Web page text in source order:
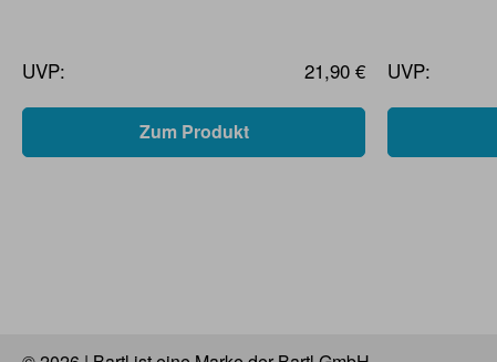
UVP: 21,90 €
Zum Produkt
UVP: